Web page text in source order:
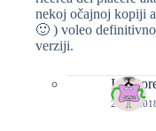
nekoj očajnoj kopiji
🙂 ) voleo
verziji.
22/05/